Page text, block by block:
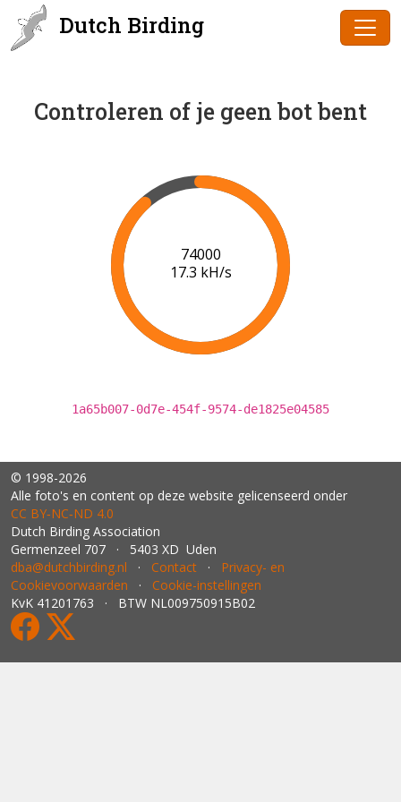
Dutch Birding
Controleren of je geen bot bent
75000
17.4 kH/s
1a65b007-0d7e-454f-9574-de1825e04585
© 1998-2026
Alle foto's en content op deze website gelicenseerd onder
CC BY‑NC‑ND 4.0
Dutch Birding Association
Germenzeel 707 · 5403 XD Uden
dba@dutchbirding.nl · Contact · Privacy- en
Cookievoorwaarden · Cookie-instellingen
KvK 41201763 · BTW NL009750915B02